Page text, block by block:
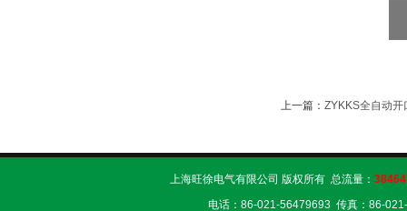
上一篇： ZYKKS全自动
上海旺徐电气有限公司 版权所有 总流量：
电话：86-021-56479693 传真：86-